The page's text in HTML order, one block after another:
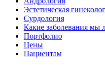
Эстетическая
Сурдология
Какие заболевания мы
Портфолио
Цены
Пациентам